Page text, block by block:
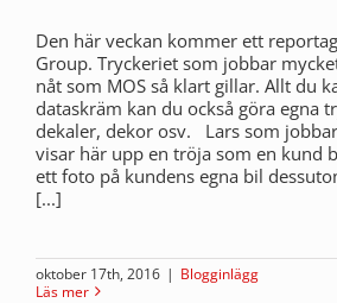
Den här veckan kommer ett
Group. Tryckeriet som jobbar
nåt som MOS så klart gillar. Allt du
dataskräm kan du också göra egna
dekaler, dekor osv. Lars som
visar här upp en tröja som en kund
ett foto på kundens egna bil
[...]
oktober 17th, 2016 | Blogginlägg
Läs mer